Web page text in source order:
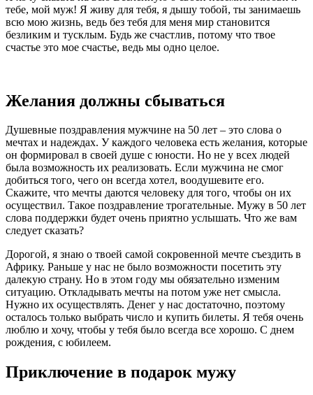
тебе, мой муж! Я живу для тебя, я дышу тобой, ты занимаешь
всю мою жизнь, ведь без тебя для меня мир становится
безликим и тусклым. Будь же счастлив, потому что твое
счастье это мое счастье, ведь мы одно целое.
Желания должны сбываться
Душевные поздравления мужчине на 50 лет – это слова о
мечтах и надеждах. У каждого человека есть желания, которые
он формировал в своей душе с юности. Но не у всех людей
была возможность их реализовать. Если мужчина не смог
добиться того, чего он всегда хотел, воодушевите его.
Скажите, что мечты даются человеку для того, чтобы он их
осуществил. Такое поздравление трогательные. Мужу в 50 лет
слова поддержки будет очень приятно услышать. Что же вам
следует сказать?
Дорогой, я знаю о твоей самой сокровенной мечте съездить в
Африку. Раньше у нас не было возможности посетить эту
далекую страну. Но в этом году мы обязательно изменим
ситуацию. Откладывать мечты на потом уже нет смысла.
Нужно их осуществлять. Денег у нас достаточно, поэтому
осталось только выбрать число и купить билеты. Я тебя очень
люблю и хочу, чтобы у тебя было всегда все хорошо. С днем
рождения, с юбилеем.
Приключение в подарок мужу